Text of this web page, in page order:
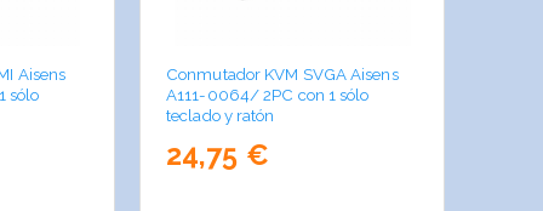
Aisens
sólo
Conmutador KVM SVGA Aisens
A111-0064/ 2PC con 1 sólo
teclado y ratón
24,75 €